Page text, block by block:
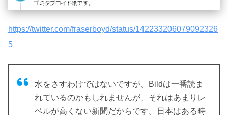
https://twitter.com/fraserboyd/status/142233206079092326
5
水をさすわけではないですが、Bildは一番読ま
れているのかもしれませんが、それはあまりレ
ベルが高くない新聞だからです。日本はある時